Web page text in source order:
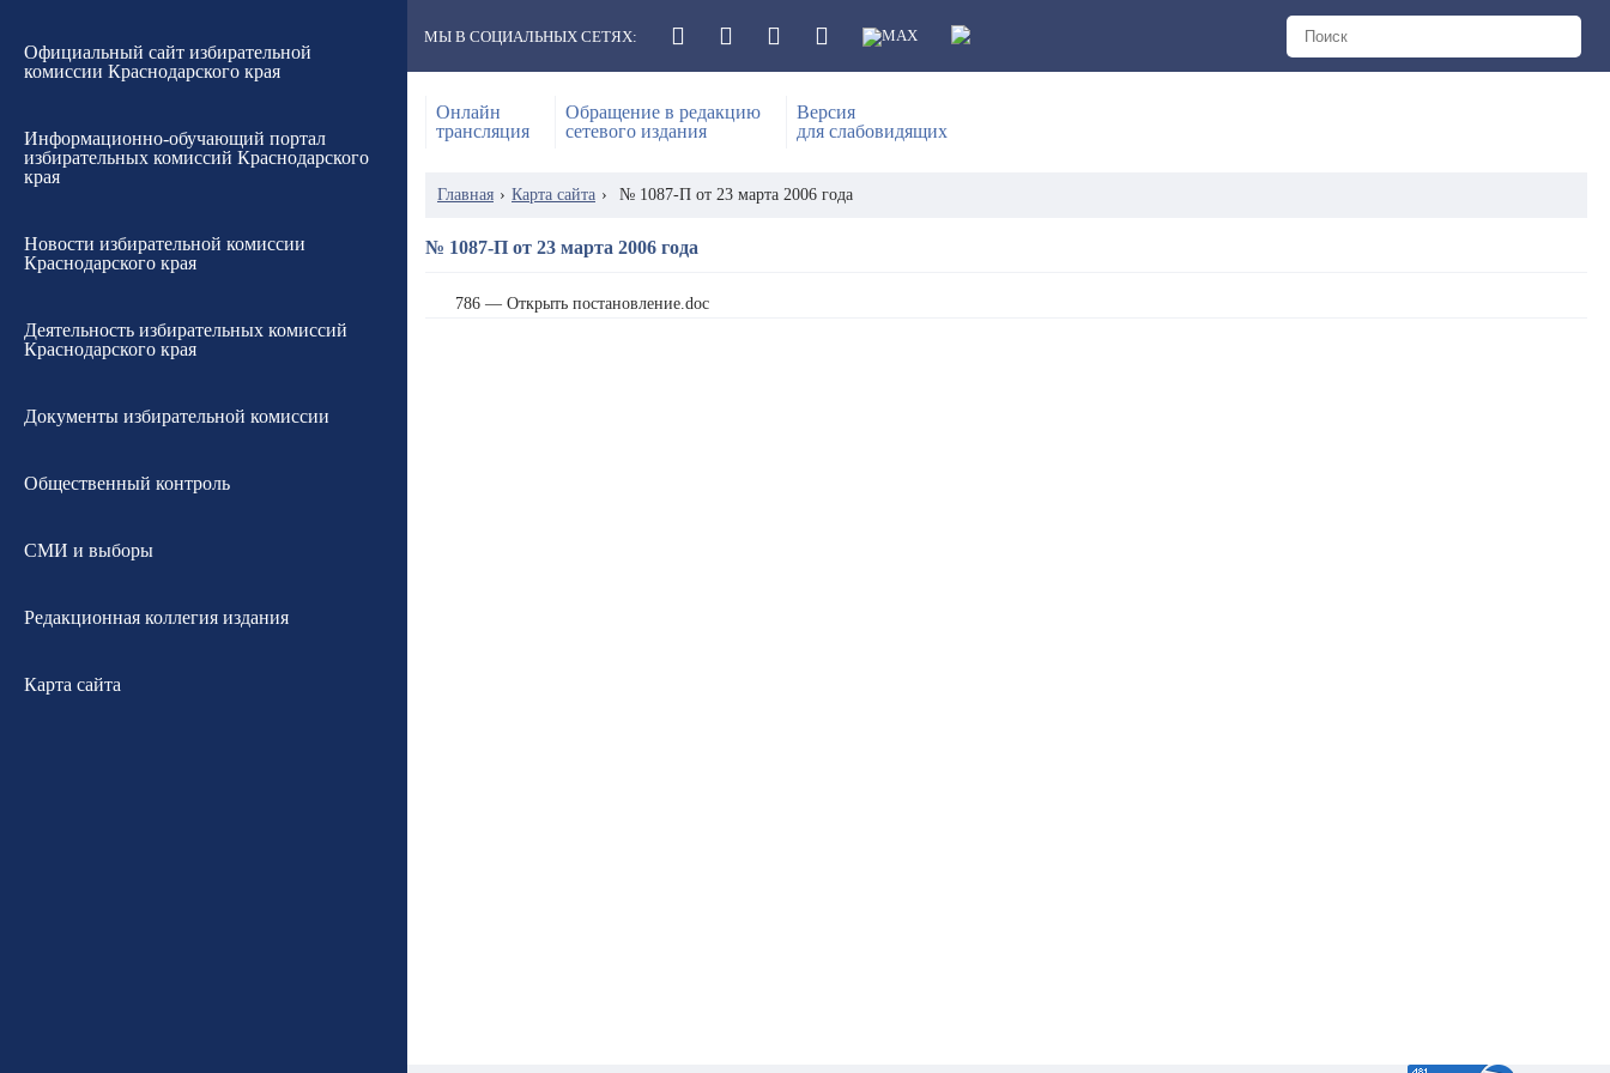
Официальный сайт избирательной
комиссии Краснодарского края
Информационно-обучающий портал
избирательных комиссий Краснодарского
края
Новости избирательной комиссии
Краснодарского края
Деятельность избирательных комиссий
Краснодарского края
Документы избирательной комиссии
Общественный контроль
СМИ и выборы
Редакционная коллегия издания
Карта сайта
МЫ В СОЦИАЛЬНЫХ СЕТЯХ:
Онлайн
трансляция
Обращение в редакцию
сетевого издания
Версия
для слабовидящих
Главная › Карта сайта › № 1087-П от 23 марта 2006 года
№ 1087-П от 23 марта 2006 года
786 — Открыть постановление.doc